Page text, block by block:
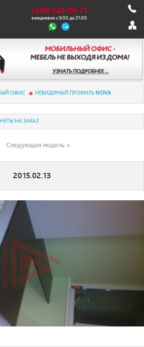
(495) 540-59-71
ежедневно с 9:00 до 21:00
ОФИС НЕВИДИМЫЙ ПРОФИЛЬ NOVA
НА ЗАКАЗ
Следующая модель »
2015.02.13